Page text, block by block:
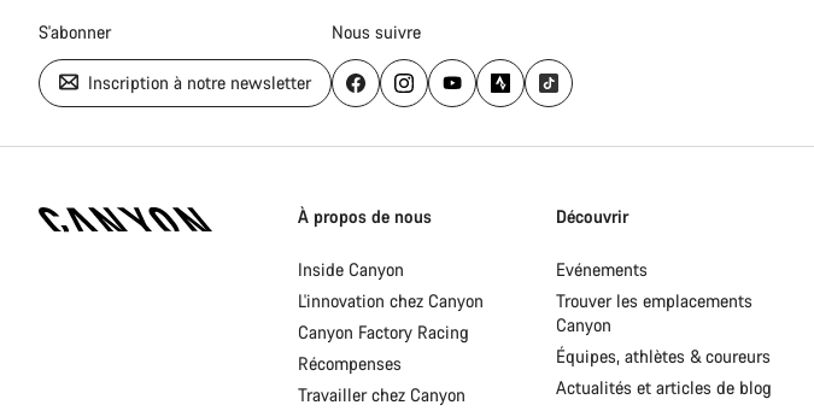
S'abonner
Inscription à notre newsletter
Nous suivre
d'accueil
Canyon
-
Pied
de
page
Canyon
À propos de nous
Inside Canyon
L'innovation chez Canyon
Canyon Factory Racing
Récompenses
Travailler chez Canyon
Découvrir
Evénements
Trouver les emplacements
Canyon
Équipes, athlètes & coureurs
Actualités et articles de blog